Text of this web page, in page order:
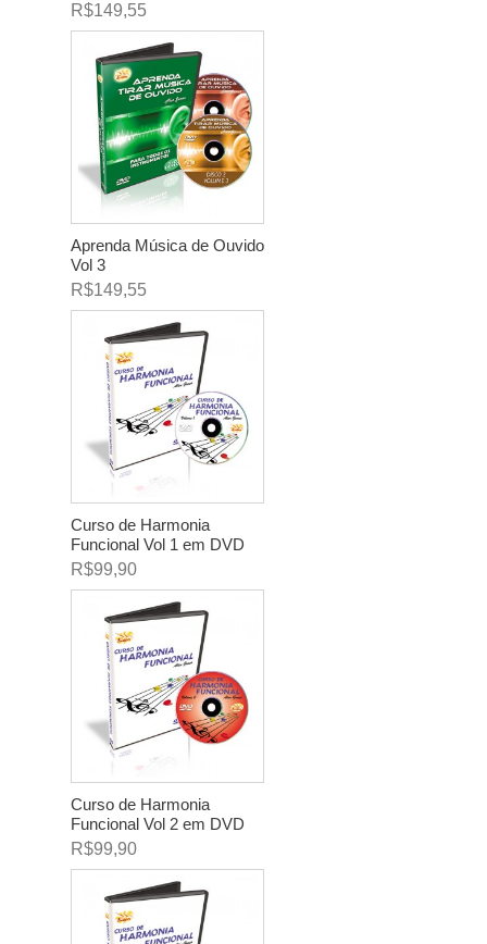
R$149,55
Aprenda Música de Ouvido
Vol 3
R$149,55
Curso de Harmonia
Funcional Vol 1 em DVD
R$99,90
Curso de Harmonia
Funcional Vol 2 em DVD
R$99,90